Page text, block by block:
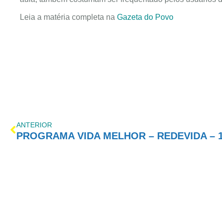
Leia a matéria completa na Gazeta do Povo
ANTERIOR
PROGRAMA VIDA MELHOR – REDEVIDA –